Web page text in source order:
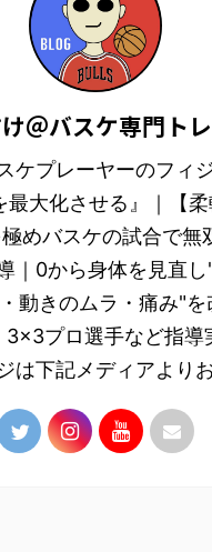
＠バスケ専門ト
ケプレーヤーのフィ
最大化させる』｜【
めバスケの試合で無
｜0から身体を見直
動きのムラ・痛み"を
プロ選手など指導
は下記メディアより